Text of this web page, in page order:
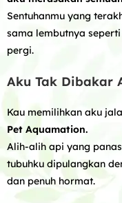
Sentuhanmu yang
sama lembutnya
pergi.
Aku Tak Dibakar
Kau memilihkan aku
Pet Aquamation.
Alih-alih api yang
tubuhku dipulangkan
dan penuh hormat.